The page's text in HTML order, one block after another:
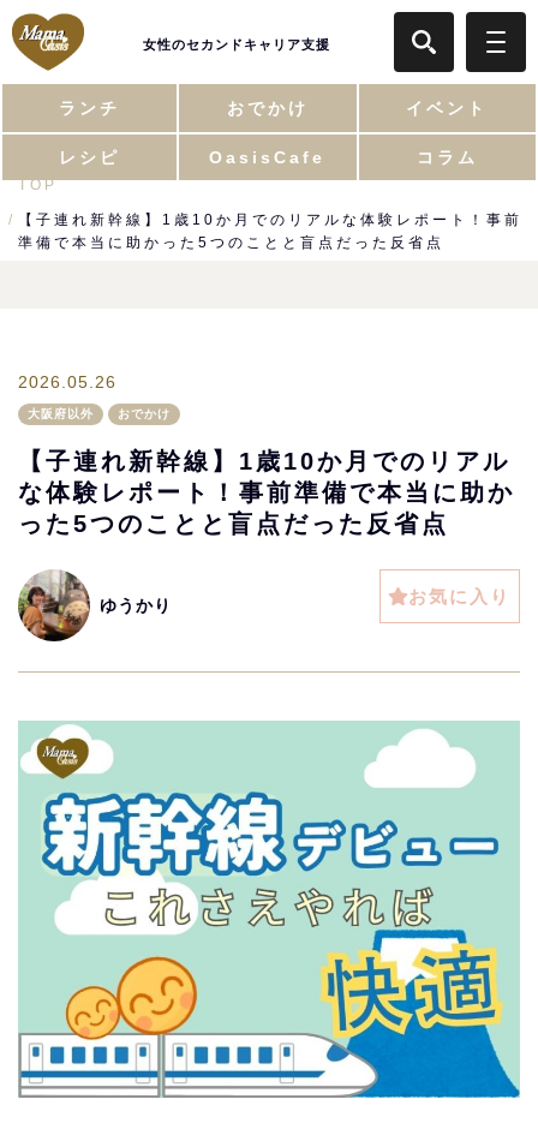
女性のセカンドキャリア支援
ランチ おでかけ イベント
レシピ OasisCafe コラム
TOP
【子連れ新幹線】1歳10か月でのリアルな体験レポート！事前
準備で本当に助かった5つのことと盲点だった反省点
2026.05.26
大阪府以外 おでかけ
【子連れ新幹線】1歳10か月でのリアル
な体験レポート！事前準備で本当に助か
った5つのことと盲点だった反省点
ゆうかり お気に入り